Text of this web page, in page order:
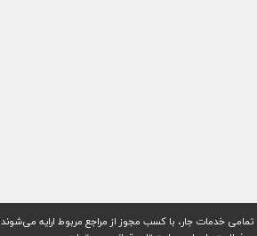
تمامی خدمات جار، با کسب مجوز از مراجع مربوط ارایه می‌شوند